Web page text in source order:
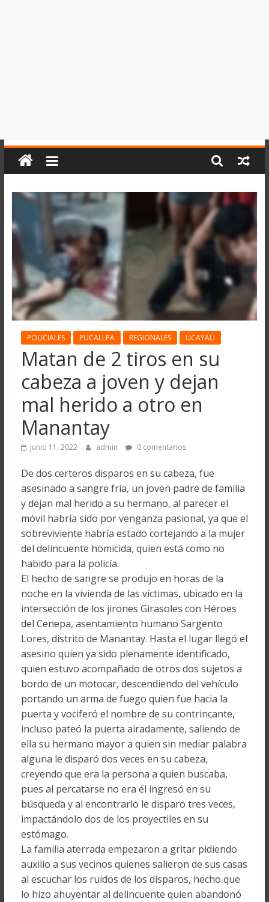
POLICIALES PUCALLPA REGIONALES UCAYALI
Matan de 2 tiros en su
cabeza a joven y dejan
mal herido a otro en
Manantay
junio 11, 2022 admin 0 comentarios
De dos certeros disparos en su cabeza, fue
asesinado a sangre fría, un joven padre de familia
y dejan mal herido a su hermano, al parecer el
móvil habría sido por venganza pasional, ya que el
sobreviviente habría estado cortejando a la mujer
del delincuente homicida, quien está como no
habido para la policía.
El hecho de sangre se produjo en horas de la
noche en la vivienda de las víctimas, ubicado en la
intersección de los jirones Girasoles con Héroes
del Cenepa, asentamiento humano Sargento
Lores, distrito de Manantay. Hasta el lugar llegó el
asesino quien ya sido plenamente identificado,
quien estuvo acompañado de otros dos sujetos a
bordo de un motocar, descendiendo del vehículo
portando un arma de fuego quien fue hacia la
puerta y vociferó el nombre de su contrincante,
incluso pateó la puerta airadamente, saliendo de
ella su hermano mayor a quien sin mediar palabra
alguna le disparó dos veces en su cabeza,
creyendo que era la persona a quien buscaba,
pues al percatarse no era él ingresó en su
búsqueda y al encontrarlo le disparo tres veces,
impactándolo dos de los proyectiles en su
estómago.
La familia aterrada empezaron a gritar pidiendo
auxilio a sus vecinos quienes salieron de sus casas
al escuchar los ruidos de los disparos, hecho que
lo hizo ahuyentar al delincuente quien abandonó